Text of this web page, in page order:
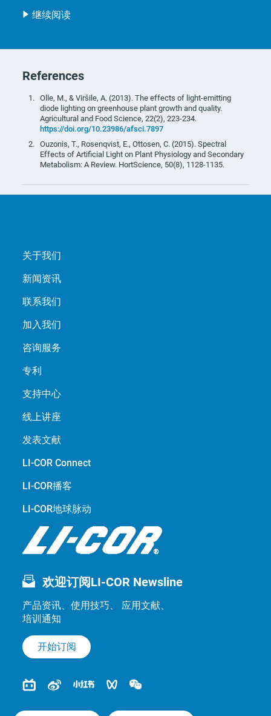
继续阅读
References
Olle, M., & Viršile, A. (2013). The effects of light-emitting
diode lighting on greenhouse plant growth and quality.
Agricultural and Food Science, 22(2), 223-234.
https://doi.org/10.23986/afsci.7897
Ouzonis, T., Rosenqvist, E., Ottosen, C. (2015). Spectral
Effects of Artificial Light on Plant Physiology and Secondary
Metabolism: A Review. HortScience, 50(8), 1128-1135.
欢迎订阅LI-COR Newsline
产品资讯、使用技巧、 应用文献、
培训通知
开始订阅
关于我们
新闻资讯
联系我们
加入我们
咨询服务
专利
支持中心
线上讲座
发表文献
LI-COR Connect
LI-COR播客
LI-COR地球脉动